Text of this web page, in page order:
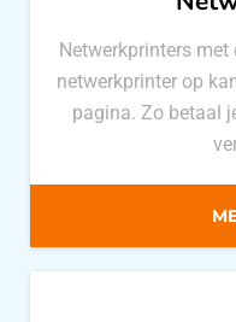
Netwerkprinters met
netwerkprinter op
pagina. Zo betaal